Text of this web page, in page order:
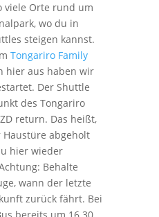
viele Orte rund um
wo du in
steigen kannst.
Tongariro Family
hier aus haben wir
Der Shuttle
des Tongariro
return. Das heißt,
abgeholt
hier wieder
Behalte
wann der letzte
zurück fährt. Bei